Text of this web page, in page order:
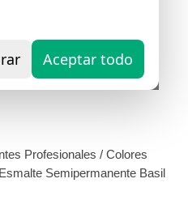
Aceptar todo
Profesionales / Colores
Semipermanente Basil